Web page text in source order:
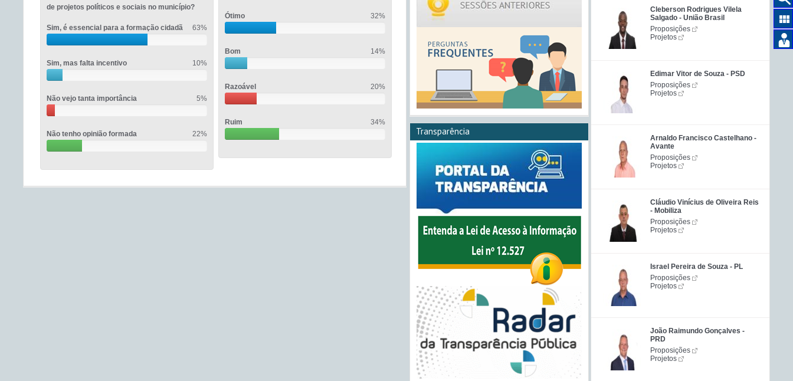
de projetos políticos e sociais no município?
Sim, é essencial para a formação cidadã 63%
Sim, mas falta incentivo 10%
Não vejo tanta importância 5%
Não tenho opinião formada 22%
Ótimo 32%
Bom 14%
Razoável 20%
Ruim 34%
Cleberson Rodrigues Vilela
Salgado - União Brasil
Proposições
Projetos
Edimar Vitor de Souza - PSD
Proposições
Projetos
Arnaldo Francisco Castelhano -
Avante
Proposições
Projetos
Cláudio Vinícius de Oliveira Reis
- Mobiliza
Proposições
Projetos
Israel Pereira de Souza - PL
Proposições
Projetos
João Raimundo Gonçalves -
PRD
Proposições
Projetos
Transparência